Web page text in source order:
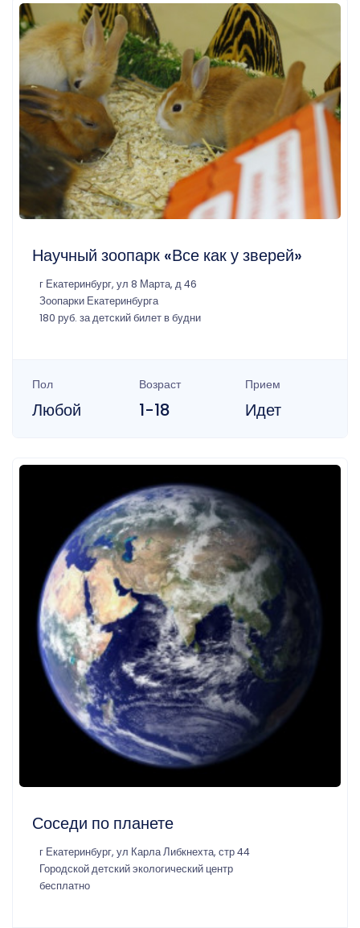
Научный зоопарк «Все как у зверей»
г Екатеринбург, ул 8 Марта, д 46
Зоопарки Екатеринбурга
180 руб. за детский билет в будни
Пол
Любой
Возраст
1-18
Прием
Идет
Соседи по планете
г Екатеринбург, ул Карла Либкнехта, стр 44
Городской детский экологический центр
бесплатно